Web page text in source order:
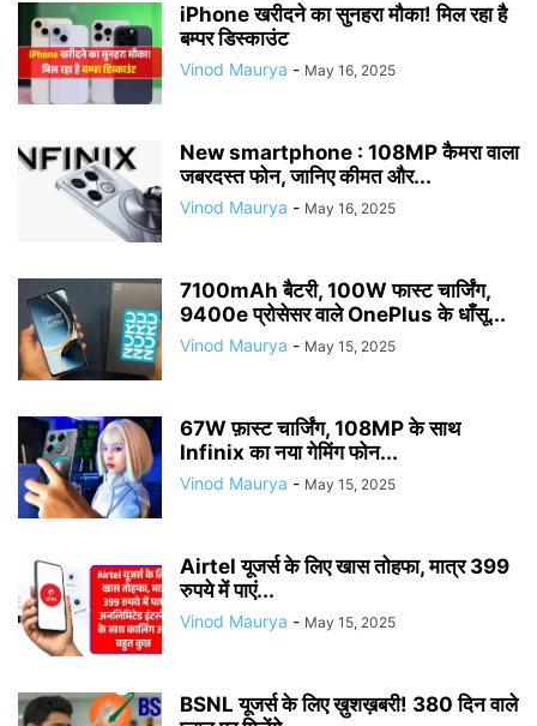
iPhone खरीदने का सुनहरा मौका! मिल रहा है
बम्पर डिस्काउंट
Vinod Maurya - May 16, 2025
New smartphone : 108MP कैमरा वाला
जबरदस्त फोन, जानिए कीमत और...
Vinod Maurya - May 16, 2025
7100mAh बैटरी, 100W फास्ट चार्जिंग,
9400e प्रोसेसर वाले OnePlus के धाँसू...
Vinod Maurya - May 15, 2025
67W फ़ास्ट चार्जिंग, 108MP के साथ
Infinix का नया गेमिंग फोन...
Vinod Maurya - May 15, 2025
Airtel यूजर्स के लिए खास तोहफा, मात्र 399
रुपये में पाएं...
Vinod Maurya - May 15, 2025
BSNL यूजर्स के लिए ख़ुशख़बरी! 380 दिन वाले